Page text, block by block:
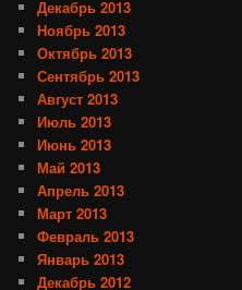
Декабрь 2013
Ноябрь 2013
Октябрь 2013
Сентябрь 2013
Август 2013
Июль 2013
Июнь 2013
Май 2013
Апрель 2013
Март 2013
Февраль 2013
Январь 2013
Декабрь 2012